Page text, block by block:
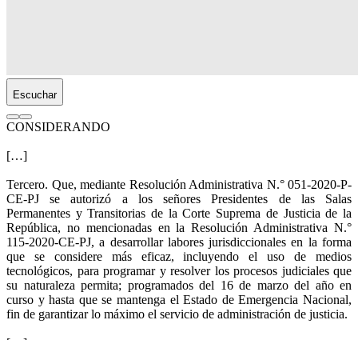
Escuchar
CONSIDERANDO
[…]
Tercero. Que, mediante Resolución Administrativa N.° 051-2020-P-
CE-PJ se autorizó a los señores Presidentes de las Salas
Permanentes y Transitorias de la Corte Suprema de Justicia de la
República, no mencionadas en la Resolución Administrativa N.°
115-2020-CE-PJ, a desarrollar labores jurisdiccionales en la forma
que se considere más eficaz, incluyendo el uso de medios
tecnológicos, para programar y resolver los procesos judiciales que
su naturaleza permita; programados del 16 de marzo del año en
curso y hasta que se mantenga el Estado de Emergencia Nacional,
fin de garantizar lo máximo el servicio de administración de justicia.